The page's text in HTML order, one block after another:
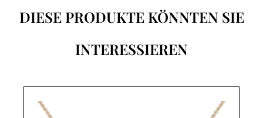
DIESE PRODUKTE KÖNNTEN SIE
INTERESSIEREN